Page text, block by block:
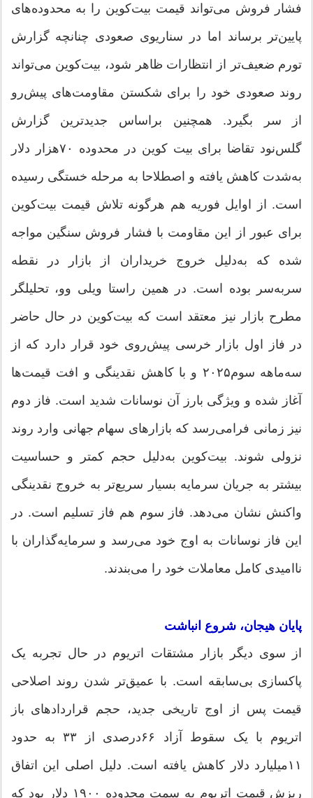
فشار فروش می‌تواند قیمت بیت‌‌کوین را به محدوده‌های
پایین‌تر برساند اما در سناریوی صعودی چنانچه گزارش
تورم ضعیف‌تر از انتظارات ظاهر شود، بیت‌‌کوین می‌تواند
روند صعودی خود را برای شکستن مقاومت‌های پیش‌رو
از سر بگیرد. همچنین براساس جدیدترین گزارش
گلس‌نود تقاضا برای بیت کوین در محدوده ۷۰‌هزار دلار
به‌شدت کاهش یافته و اصطلاحا به مرحله خستگی رسیده
است. از اوایل فوریه هم هرگونه تلاش قیمت بیت‌‌کوین
برای عبور از این مقاومت با فشار فروش سنگین مواجه
شده که به‌دلیل خروج خریداران از بازار در نقطه
سربه‌سر بوده است. در همین راستا ویلی وو، تحلیلگر
مطرح بازار نیز معتقد است که بیت‌‌کوین در حال حاضر
در فاز اول بازار خرسی پیش‌روی خود قرار دارد که از
سه‌ماهه سوم۲۰۲۵ و با کاهش نقدینگی و افت قیمت‌ها
آغاز شده و ویژگی بارز آن نوسانات شدید است. فاز دوم
نیز زمانی فرامی‌رسد که بازارهای سهام جهانی وارد روند
نزولی شوند. بیت‌‌کوین به‌دلیل حجم کمتر و حساسیت
بیشتر به جریان سرمایه بسیار سریع‌تر به خروج نقدینگی
واکنش نشان می‌دهد. فاز سوم هم فاز تسلیم است. در
این فاز نوسانات به اوج خود می‌رسد و سرمایه‌گذاران با
ناامیدی کامل معاملات خود را می‌بندند.
پایان هیجان، شروع انباشت
از سوی دیگر بازار مشتقات اتریوم در حال تجربه یک
پاکسازی بی‌سابقه است. با عمیق‌تر شدن روند اصلاحی
قیمت پس از اوج تاریخی جدید، حجم قراردادهای باز
اتریوم با یک سقوط آزاد ۶۶‌درصدی از ۳۳ به حدود
۱۱‌میلیارد دلار کاهش یافته است. دلیل اصلی این اتفاق
ریزش قیمت اتریوم به سمت محدوده ۱۹۰۰ دلار بود که